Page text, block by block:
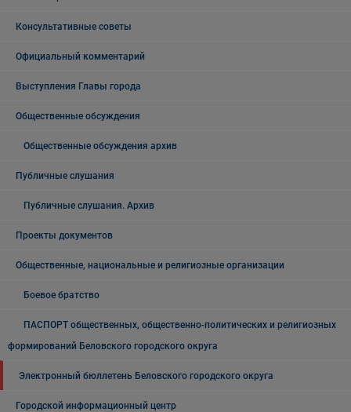
Консультативные советы
Официальный комментарий
Выступления Главы города
Общественные обсуждения
Общественные обсуждения архив
Публичные слушания
Публичные слушания. Архив
Проекты документов
Общественные, национальные и религиозные организации
Боевое братство
ПАСПОРТ общественных, общественно-политических и религиозных
формирований Беловского городского округа
Электронный бюллетень Беловского городского округа
Городской информационный центр